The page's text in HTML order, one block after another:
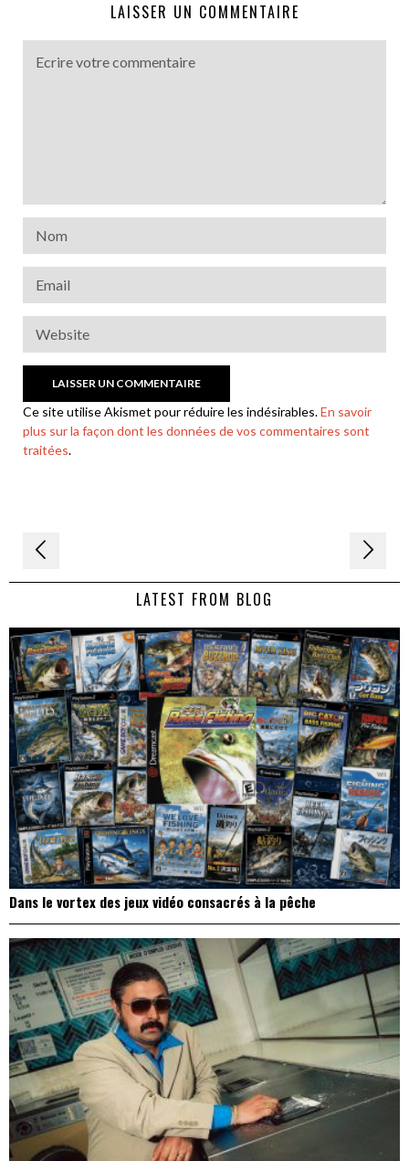
LAISSER UN COMMENTAIRE
Ce site utilise Akismet pour réduire les indésirables.En savoir
plus sur la façon dont les données de vos commentaires sont
traitées.
Navigation
de LATEST FROM BLOG
Dans le vortex des jeux vidéo consacrés à la pêche